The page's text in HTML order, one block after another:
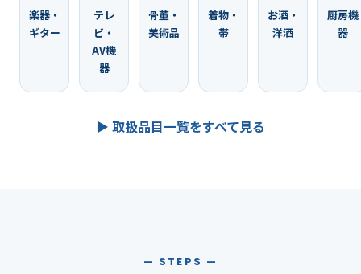
楽器・
ギター
テレ
ビ・
AV機
器
骨董・
美術品
着物・
帯
お酒・
洋酒
厨房機
器
▶ 取扱品目一覧をすべて見る
— STEPS —